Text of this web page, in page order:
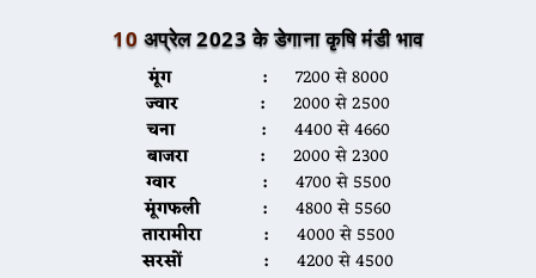
10 अप्रेल 2023 के डेगाना कृषि मंडी भाव
मूंग :
7200 से 8000
ज्वार :
2000 से 2500
चना :
4400 से 4660
बाजरा :
2000 से 2300
ग्वार :
4700 से 5500
मूंगफली :
4800 से 5560
तारामीरा :
4000 से 5500
सरसों :
4200 से 4500